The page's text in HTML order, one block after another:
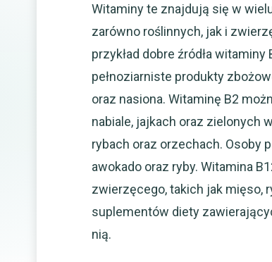
Witaminy te znajdują się w
zarówno roślinnych, jak i
przykład dobre źródła witaminy
pełnoziarniste produkty
oraz nasiona. Witaminę B2
nabiale, jajkach oraz zielonych
rybach oraz orzechach. Osoby
awokado oraz ryby. Witamina
zwierzęcego, takich jak mięso,
suplementów diety
nią.